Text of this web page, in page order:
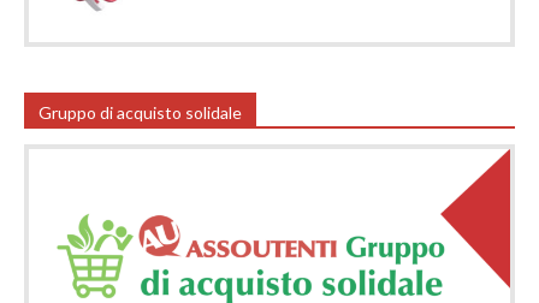
Gruppo di acquisto solidale